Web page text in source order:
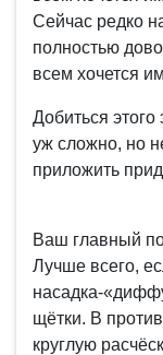
Сейчас редко
полностью
всем хочется
Добиться
уж сложно, но
приложить
Ваш главный
Лучше всего,
насадка-
щётки. В
круглую